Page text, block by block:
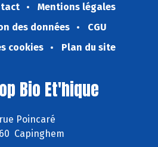
Mentions légales
des données
CGU
cookies
Plan du site
Bio Et'hique
Poincaré
Capinghem